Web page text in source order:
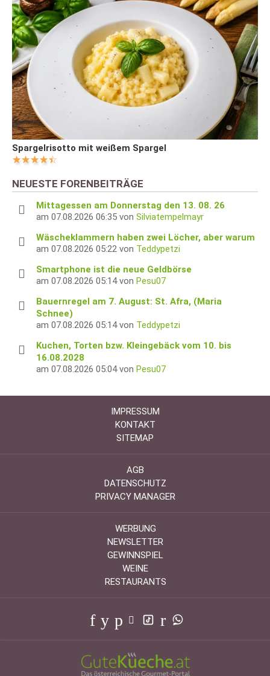
Spargelrisotto mit weißem Spargel
NEUESTE FORENBEITRÄGE
Mittagessen am Donnerstag den 13. 08. 26
am 07.08.2026 06:35 von Silviatempelmayr
Wäscheklammern haben zwei Löcher, aber warum
am 07.08.2026 05:22 von Teddypetzi
Smartphone ist die neue Geldbörse
am 07.08.2026 05:14 von Pesu07
Bauernregel am 7. August: St. Afra, (Maria
Schnee)
am 07.08.2026 05:14 von Teddypetzi
Kuchen, Torten bzw. Kleingebäck vom 10. bis
16.08.2028
am 07.08.2026 05:04 von Pesu07
IMPRESSUM
KONTAKT
SITEMAP
AGB
DATENSCHUTZ
PRIVACY MANAGER
WERBUNG
NEWSLETTER
GEWINNSPIEL
WEINE
RESTAURANTS